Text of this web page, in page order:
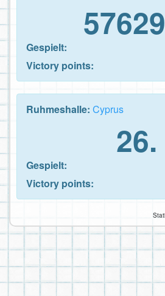
Gespielt:
Victory points:
Ruhmeshalle: Cyprus
26.
Gespielt:
Victory points: